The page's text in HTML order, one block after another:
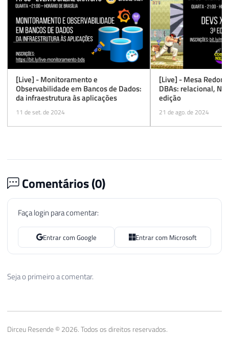
[Live] - Monitoramento e
Observabilidade em Bancos de Dados:
da infraestrutura às aplicações
11 de set. de 2024
[Live] - Mesa
DBAs: relacional,
edição
21 de ago. de 2024
Comentários (0)
Faça login para comentar:
Entrar com Google Entrar com Microsoft
Seja o primeiro a comentar.
Dirceu Resende © 2026. Todos os direitos reservados.